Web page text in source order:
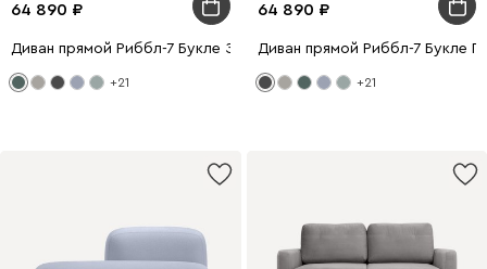
64 890
Диван прямой Риббл-7 Букле Зеленый
+21
64 890
Диван прямой Риббл-7 Букле
+21